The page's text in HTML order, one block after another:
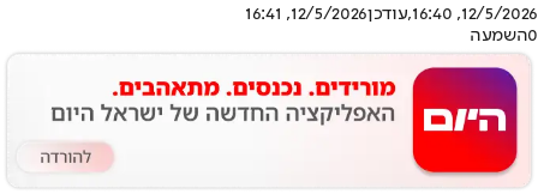
12/5/2026, 16:40
,עודכן12/5/2026, 16:41
0השמעה